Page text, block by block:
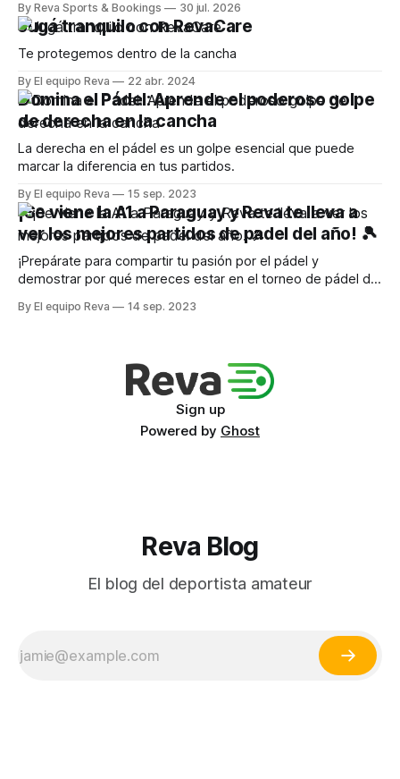
By Reva Sports & Bookings 30 jul. 2026
Jugá tranquilo con RevaCare
Te protegemos dentro de la cancha
By El equipo Reva 22 abr. 2024
Domina el Pádel: Aprende el poderoso golpe
de derecha en la cancha
La derecha en el pádel es un golpe esencial que puede
marcar la diferencia en tus partidos.
By El equipo Reva 15 sep. 2023
¡Se viene la A1 a Paraguay y Reva te lleva a
ver los mejores partidos de padel del año! 🎾
¡Prepárate para compartir tu pasión por el pádel y
demostrar por qué mereces estar en el torneo de pádel del
By El equipo Reva 14 sep. 2023
Sign up
Powered by Ghost
Reva Blog
El blog del deportista amateur